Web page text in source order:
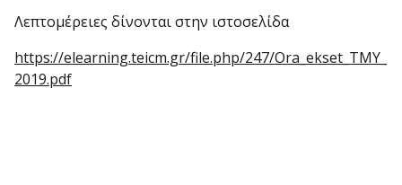
Λεπτομέρειες δίνονται στην ιστοσελίδα
https://elearning.teicm.gr/file.php/247/Ora_ekset_TMY_
2019.pdf